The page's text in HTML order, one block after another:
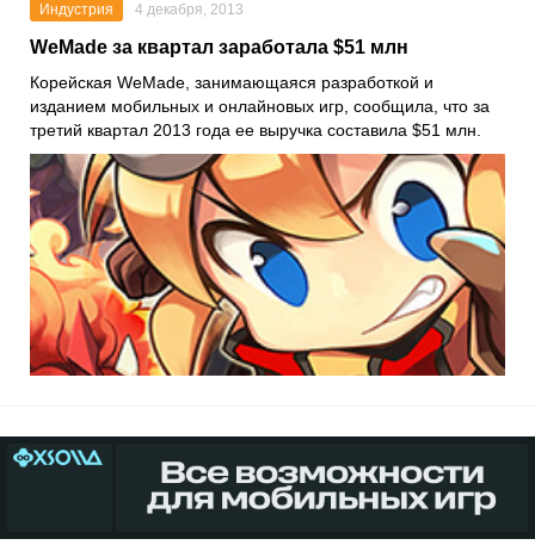
Индустрия 4 декабря, 2013
WeMade за квартал заработала $51 млн
Корейская WeMade, занимающаяся разработкой и
изданием мобильных и онлайновых игр, сообщила, что за
третий квартал 2013 года ее выручка составила $51 млн.